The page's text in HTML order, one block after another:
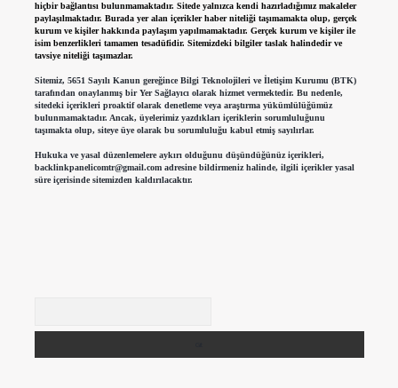
hiçbir bağlantısı bulunmamaktadır. Sitede yalnızca kendi hazırladığımız makaleler
paylaşılmaktadır. Burada yer alan içerikler haber niteliği taşımamakta olup, gerçek
kurum ve kişiler hakkında paylaşım yapılmamaktadır. Gerçek kurum ve kişiler ile
isim benzerlikleri tamamen tesadüfidir. Sitemizdeki bilgiler taslak halindedir ve
tavsiye niteliği taşımazlar.
Sitemiz, 5651 Sayılı Kanun gereğince Bilgi Teknolojileri ve İletişim Kurumu (BTK)
tarafından onaylanmış bir Yer Sağlayıcı olarak hizmet vermektedir. Bu nedenle,
sitedeki içerikleri proaktif olarak denetleme veya araştırma yükümlülüğümüz
bulunmamaktadır. Ancak, üyelerimiz yazdıkları içeriklerin sorumluluğunu
taşımakta olup, siteye üye olarak bu sorumluluğu kabul etmiş sayılırlar.
Hukuka ve yasal düzenlemelere aykırı olduğunu düşündüğünüz içerikleri,
backlinkpanelicomtr@gmail.comadresine bildirmeniz halinde, ilgili içerikler yasal
süre içerisinde sitemizden kaldırılacaktır.